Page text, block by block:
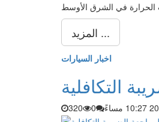
الحرارة في الشرق الأوسط
المزيد ...
اخبار السيارات
التكافلية
0
320